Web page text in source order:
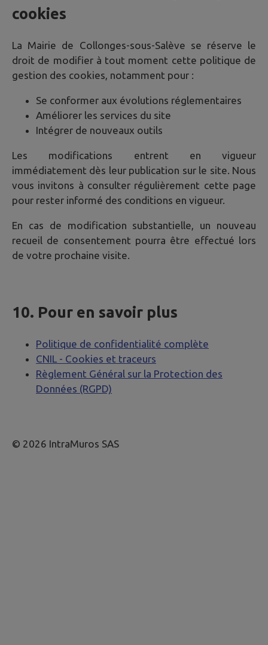
cookies
La Mairie de Collonges-sous-Salève se réserve le
droit de modifier à tout moment cette politique de
gestion des cookies, notamment pour :
Se conformer aux évolutions réglementaires
Améliorer les services du site
Intégrer de nouveaux outils
Les modifications entrent en vigueur
immédiatement dès leur publication sur le site. Nous
vous invitons à consulter régulièrement cette page
pour rester informé des conditions en vigueur.
En cas de modification substantielle, un nouveau
recueil de consentement pourra être effectué lors
de votre prochaine visite.
10. Pour en savoir plus
Politique de confidentialité complète
CNIL - Cookies et traceurs
Règlement Général sur la Protection des
Données (RGPD)
© 2026 IntraMuros SAS